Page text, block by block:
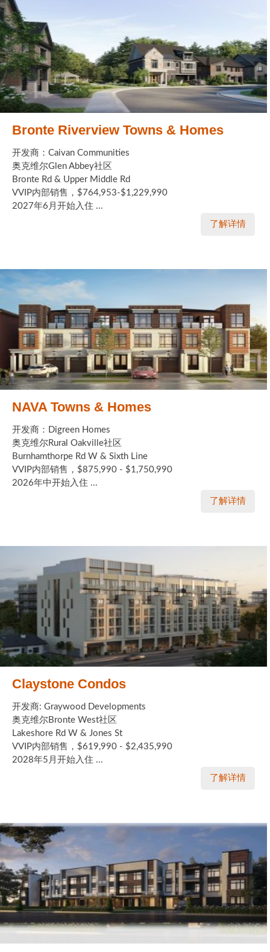
Bronte Riverview Towns & Homes
开发商：Caivan Communities
奥克维尔Glen Abbey社区
Bronte Rd & Upper Middle Rd
VVIP内部销售，$764,953-$1,229,990
2027年6月开始入住 ...
了解详情
NAVA Towns & Homes
开发商：Digreen Homes
奥克维尔Rural Oakville社区
Burnhamthorpe Rd W & Sixth Line
VVIP内部销售，$875,990 - $1,750,990
2026年中开始入住 ...
了解详情
Claystone Condos
开发商: Graywood Developments
奥克维尔Bronte West社区
Lakeshore Rd W & Jones St
VVIP内部销售，$619,990 - $2,435,990
2028年5月开始入住 ...
了解详情